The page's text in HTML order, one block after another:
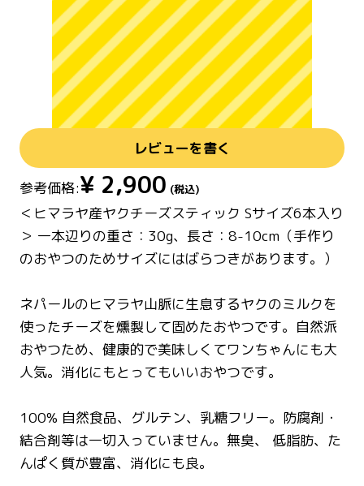
レビューを書く
参考価格:¥ 2,900 (税込)
＜ヒマラヤ産ヤクチーズスティック Sサイズ6本入り
＞ 一本辺りの重さ：30g、長さ：8-10cm（手作り
のおやつのためサイズにはばらつきがあります。）
ネパールのヒマラヤ山脈に生息するヤクのミルクを
使ったチーズを燻製して固めたおやつです。自然派
おやつため、健康的で美味しくてワンちゃんにも大
人気。消化にもとってもいいおやつです。
100% 自然食品、グルテン、乳糖フリー。防腐剤・
結合剤等は一切入っていません。無臭、 低脂肪、た
んぱく質が豊富、消化にも良。